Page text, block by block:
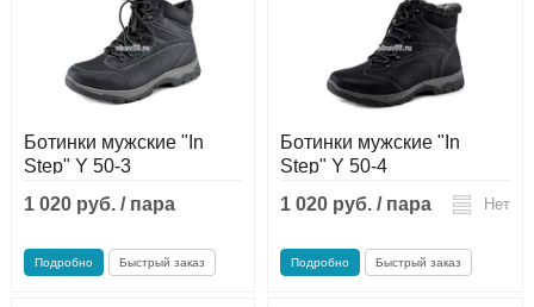
Ботинки мужские "In
Step" Y 50-3
1 020 руб. / пара
Подробно Быстрый заказ
Ботинки мужские "In
Step" Y 50-4
1 020 руб. / пара
Нет
Подробно Быстрый заказ